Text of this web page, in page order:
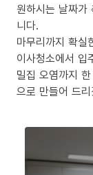
원하시는 날짜가
니다.
마무리까지 확실
이사청소에서 입
밀집 오염까지
으로 만들어 드